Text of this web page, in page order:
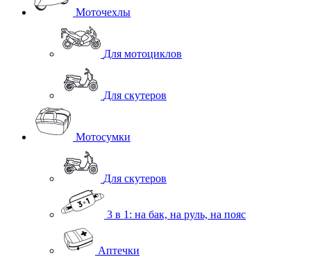
Моточехлы
Для мотоциклов
Для скутеров
Мотосумки
Для скутеров
3 в 1: на бак, на руль, на пояс
Аптечки